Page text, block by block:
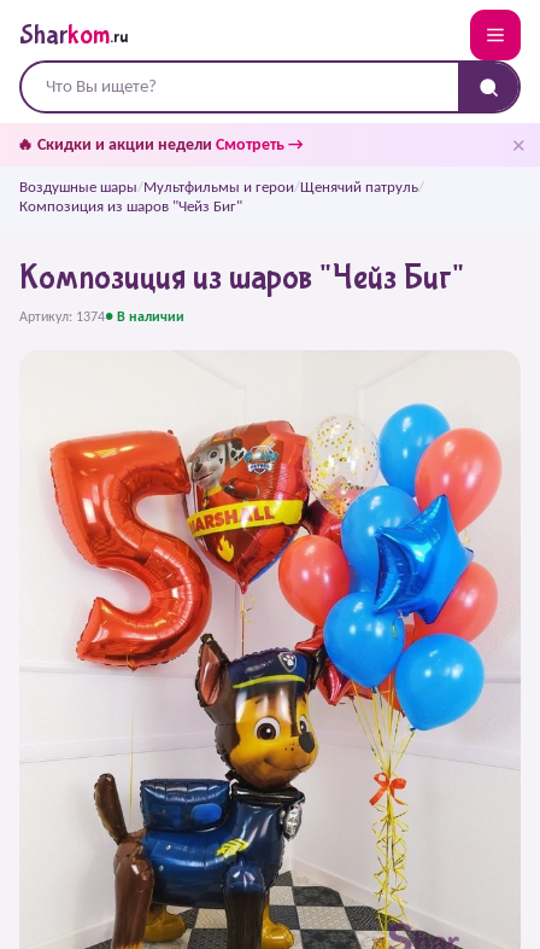
Sharkom.ru
🔥 Скидки и акции недели Смотреть → ✕
Воздушные шары/Мультфильмы и герои/Щенячий патруль/
Композиция из шаров "Чейз Биг"
Композиция из шаров "Чейз Биг"
Артикул: 1374● В наличии